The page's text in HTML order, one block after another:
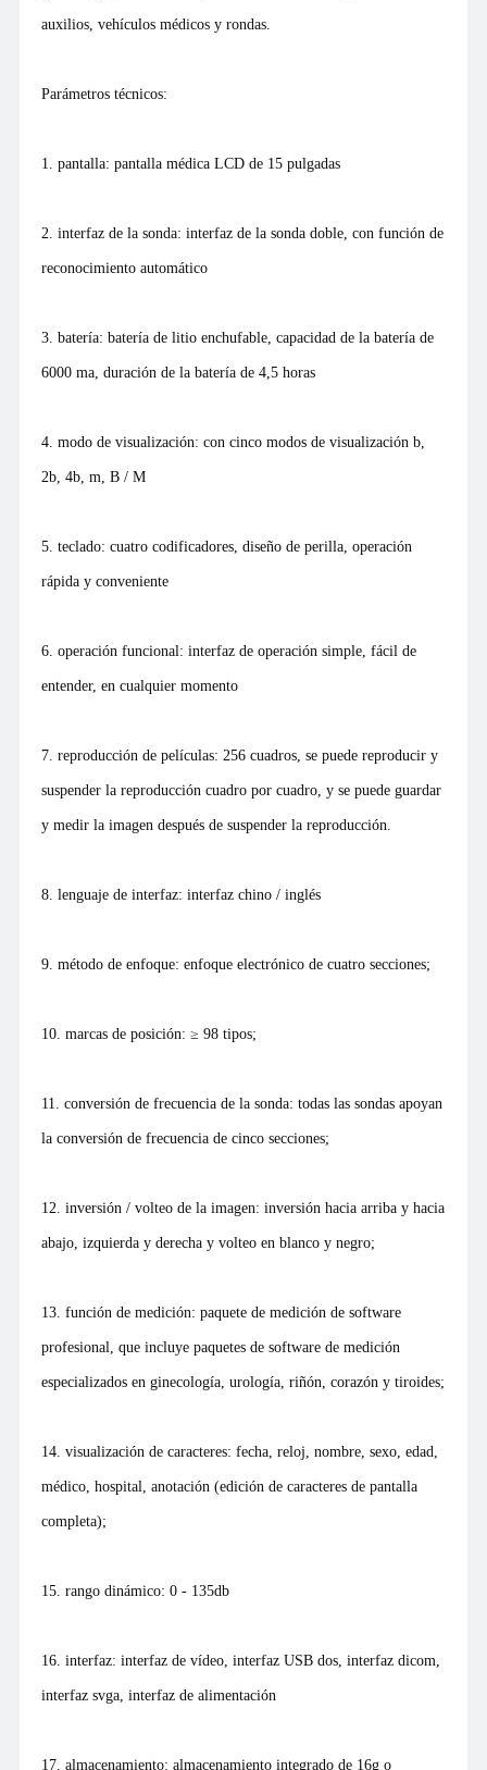
auxilios, vehículos médicos y rondas.
Parámetros técnicos:
1. pantalla: pantalla médica LCD de 15 pulgadas
2. interfaz de la sonda: interfaz de la sonda doble, con función de
reconocimiento automático
3. batería: batería de litio enchufable, capacidad de la batería de
6000 ma, duración de la batería de 4,5 horas
4. modo de visualización: con cinco modos de visualización b,
2b, 4b, m, B / M
5. teclado: cuatro codificadores, diseño de perilla, operación
rápida y conveniente
6. operación funcional: interfaz de operación simple, fácil de
entender, en cualquier momento
7. reproducción de películas: 256 cuadros, se puede reproducir y
suspender la reproducción cuadro por cuadro, y se puede guardar
y medir la imagen después de suspender la reproducción.
8. lenguaje de interfaz: interfaz chino / inglés
9. método de enfoque: enfoque electrónico de cuatro secciones;
10. marcas de posición: ≥ 98 tipos;
11. conversión de frecuencia de la sonda: todas las sondas apoyan
la conversión de frecuencia de cinco secciones;
12. inversión / volteo de la imagen: inversión hacia arriba y hacia
abajo, izquierda y derecha y volteo en blanco y negro;
13. función de medición: paquete de medición de software
profesional, que incluye paquetes de software de medición
especializados en ginecología, urología, riñón, corazón y tiroides;
14. visualización de caracteres: fecha, reloj, nombre, sexo, edad,
médico, hospital, anotación (edición de caracteres de pantalla
completa);
15. rango dinámico: 0 - 135db
16. interfaz: interfaz de vídeo, interfaz USB dos, interfaz dicom,
interfaz svga, interfaz de alimentación
17. almacenamiento: almacenamiento integrado de 16g o